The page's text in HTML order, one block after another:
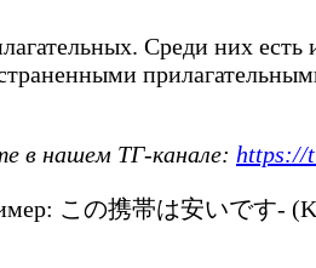
Среди них
в нашем ТГ-канале: https://
この携帯は安いです-